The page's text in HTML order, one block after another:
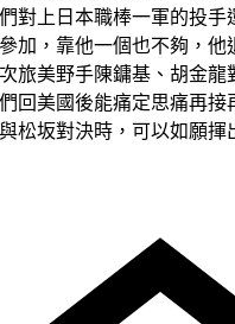
對上日本職棒一軍的投
加，靠他一個也不夠，他
旅美野手陳鏞基、胡金龍
回美國後能痛定思痛再接
松坂對決時，可以如願揮